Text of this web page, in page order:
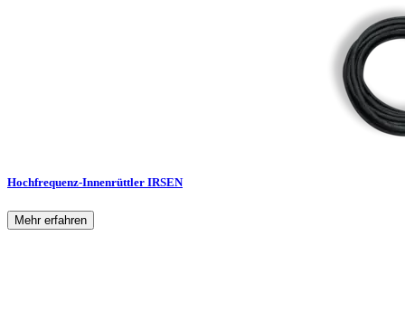
Hochfrequenz-Innenrüttler IRSEN
Mehr erfahren